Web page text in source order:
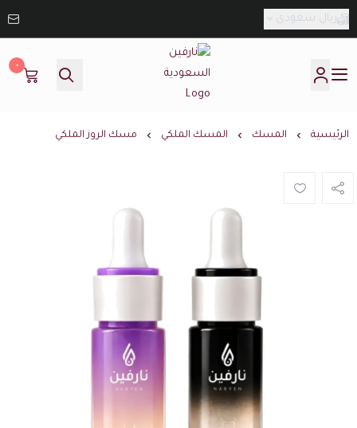
ريال سعودي
نارفين السعودية
٠
الرئيسية المسك المسك الملكي مسك الروز الملكي